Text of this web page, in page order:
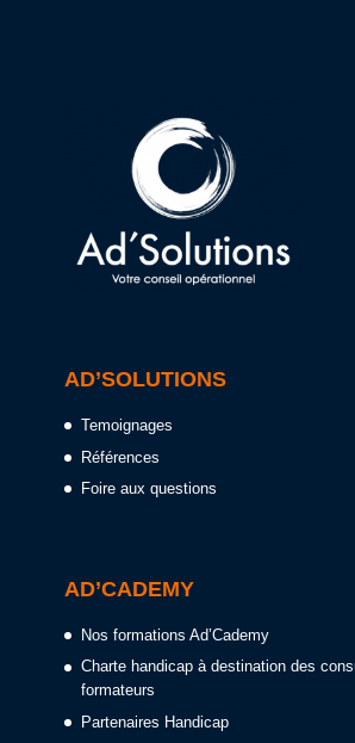
AD’SOLUTIONS
Temoignages
Références
Foire aux questions
AD’CADEMY
Nos formations Ad’Cademy
Charte handicap à destination des
formateurs
Partenaires Handicap